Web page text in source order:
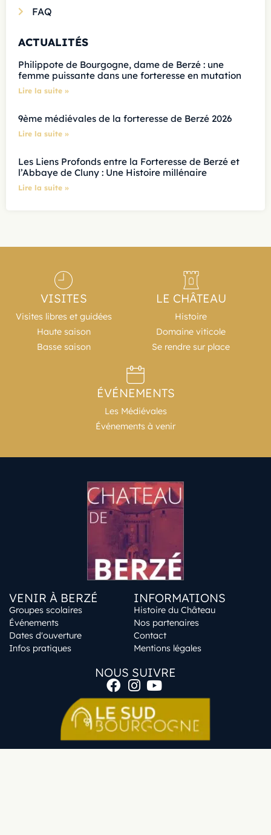
FAQ
ACTUALITÉS
Philippote de Bourgogne, dame de Berzé : une
femme puissante dans une forteresse en mutation
Lire la suite »
9ème médiévales de la forteresse de Berzé 2026
Lire la suite »
Les Liens Profonds entre la Forteresse de Berzé et
l’Abbaye de Cluny : Une Histoire millénaire
Lire la suite »
VISITES
Visites libres et guidées
Haute saison
Basse saison
LE CHÂTEAU
Histoire
Domaine viticole
Se rendre sur place
ÉVÉNEMENTS
Les Médiévales
Événements à venir
VENIR À BERZÉ
Groupes scolaires
Événements
Dates d'ouverture
Infos pratiques
INFORMATIONS
Histoire du Château
Nos partenaires
Contact
Mentions légales
NOUS SUIVRE